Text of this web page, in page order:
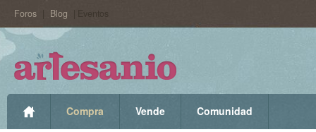
Foros Blog | Eventos
Compra Vende Comunidad